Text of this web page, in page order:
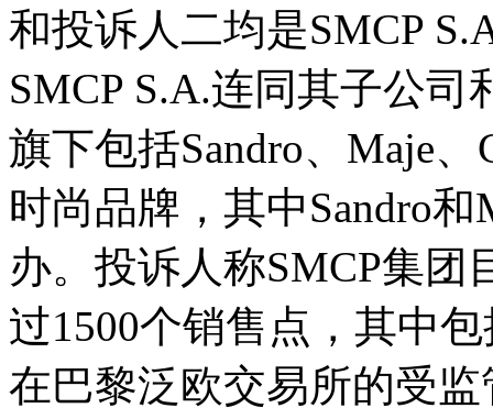
和投诉人二均是SMCP
SMCP S.A.连同其子公
旗下包括Sandro、Maje、
时尚品牌，其中Sandro
办。投诉人称SMCP集团
过1500个销售点，其中
在巴黎泛欧交易所的受